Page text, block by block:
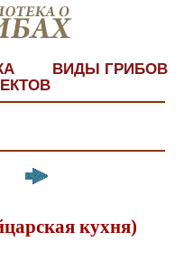
ВИДЫ ГРИБОВ
кухня)